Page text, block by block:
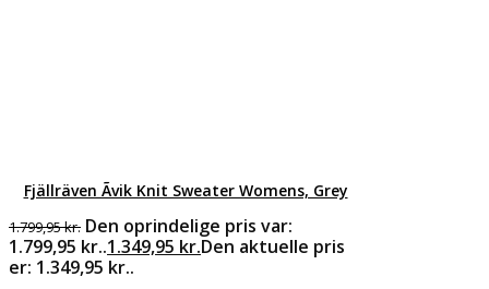
Fjällräven Ãvik Knit Sweater Womens, Grey
1.799,95kr. Den oprindelige pris var:
1.799,95 kr..1.349,95 kr.Den aktuelle pris
er: 1.349,95 kr..